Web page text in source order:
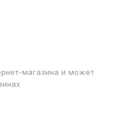
магазина и может